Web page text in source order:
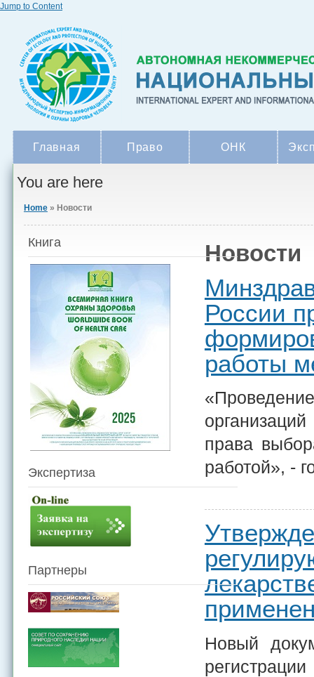
Jump to Content
Главная Право ОНК
You are here
Home» Новости
Новости
России
работы
права
работой», -
Новый
Книга
Экспертиза
Партнеры